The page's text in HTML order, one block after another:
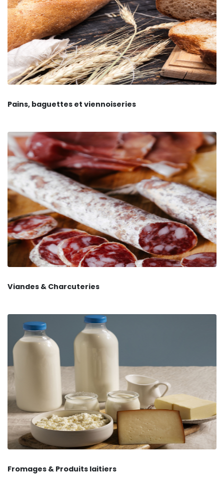
Pains, baguettes et viennoiseries
Viandes & Charcuteries
Fromages & Produits laitiers